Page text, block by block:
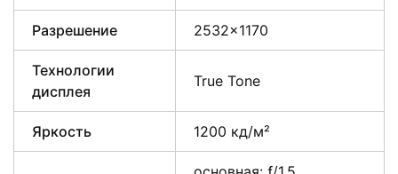
Разрешение 2532×1170
Технологии
дисплея
True Tone
Яркость 1200 кд/м²